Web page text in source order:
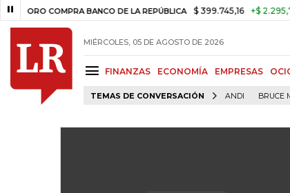
COMPRA BANCO DE LA REPÚBLICA $ 399.745,16 +$ 2.295,71
MIÉRCOLES, 05 DE AGOSTO DE 2026
FINANZAS ECONOMÍA EMPRESAS
TEMAS DE CONVERSACIÓN ANDI BRUCE